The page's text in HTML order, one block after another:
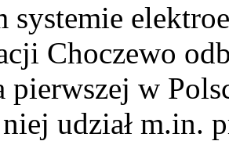
systemie
Choczewo
pierwszej w
udział m.in.